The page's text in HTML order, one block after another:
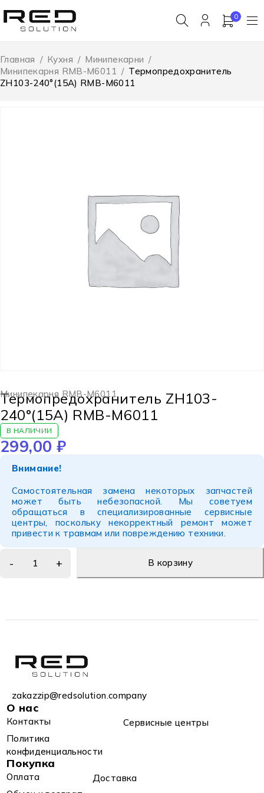
0
Главная / Кухня / Минипекарни /
Минипекарня RMB-M6011 / Термопредохранитель
ZH103-240°(15A) RMB-M6011
Минипекарня RMB-M6011
Термопредохранитель ZH103-
240°(15A) RMB-M6011
В НАЛИЧИИ
299,00 ₽
Внимание!
Самостоятельная замена некоторых запчастей
может быть небезопасной. Мы советуем
обращаться в специализированные сервисные
центры, поскольку некорректный ремонт может
привести к травмам или повреждению техники.
В корзину
zakazzip@redsolution.company
О нас
Контакты
Сервисные центры
Политика
конфиденциальности
Покупка
Оплата
Доставка